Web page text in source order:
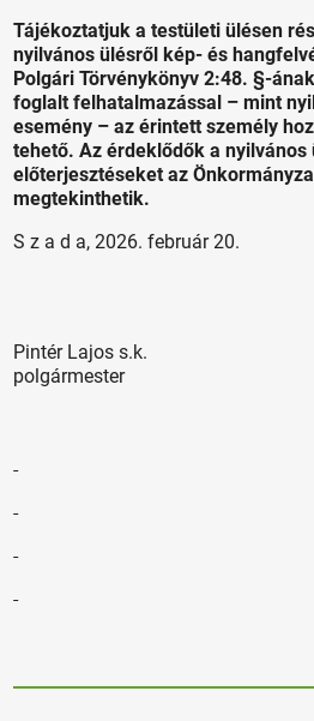
Tájékoztatjuk a testületi ülésen
nyilvános ülésről kép- és
Polgári Törvénykönyv 2:48. §-
foglalt felhatalmazással – mint
esemény – az érintett személy
tehető. Az érdeklődők a
előterjesztéseket az
megtekinthetik.
S z a d a, 2026. február 20.
Pintér Lajos s.k.
polgármester